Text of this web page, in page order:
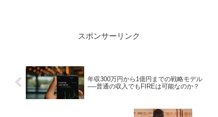
スポンサーリンク
年収300万円から1億円までの戦略モデル
──普通の収入でもFIREは可能なのか？